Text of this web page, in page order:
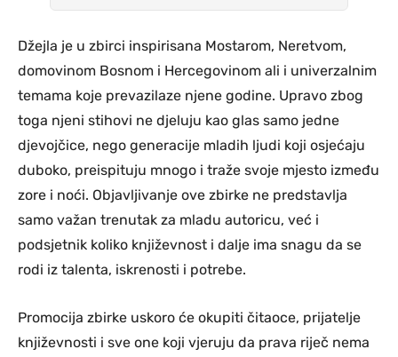
Džejla je u zbirci inspirisana Mostarom, Neretvom,
domovinom Bosnom i Hercegovinom ali i univerzalnim
temama koje prevazilaze njene godine. Upravo zbog
toga njeni stihovi ne djeluju kao glas samo jedne
djevojčice, nego generacije mladih ljudi koji osjećaju
duboko, preispituju mnogo i traže svoje mjesto između
zore i noći. Objavljivanje ove zbirke ne predstavlja
samo važan trenutak za mladu autoricu, već i
podsjetnik koliko književnost i dalje ima snagu da se
rodi iz talenta, iskrenosti i potrebe.
Promocija zbirke uskoro će okupiti čitaoce, prijatelje
književnosti i sve one koji vjeruju da prava riječ nema